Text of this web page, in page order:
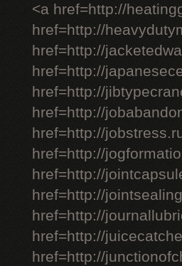
<a href=http://
href=http://
href=http://
href=http://
href=http://
href=http://
href=http://
href=http://
href=http://
href=http://
href=http://
href=http://
href=http://